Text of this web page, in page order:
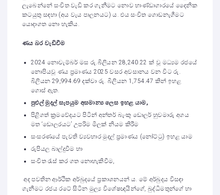
ලැබෙන්නේ සංචිත වැඩි කර ගැනීමට නොව භාණ්ඩාගාරයේ දෛනික
කටයුතු සඳහා (අය වැය පාලනයට) ය. එය සංචිත ගොඩනැගීමට
යොදාගත නො හැකිය.
ණය බර වැඩිවීම
2024 නොවැම්බර් මස රු.බිලියන 28,240.22 ක් වූ මධ්‍යම රජයේ
නොපියවූ ණය ප්‍රමාණය 2025 වසර අවසානය වන විට රු.
බිලියන 29,994.69 දක්වා රු. බිලියන 1,754.47 කින් ඉහළ
ගොස් ඇත.
පුළුල් මුදල් සැපයුම අසමාන්‍ය ලෙස ඉහළ යාම,
පිළිගත් ක්‍රමවේදයට පිටින් අන්තර් බැංකු ඩොලර් හුවමාරු අගය
මත ‘ඩොලරයට’ උපරිම මිලක් නියම කිරීම
සංසරණයේ පැවති ව්‍යවහාර මුදල් ප්‍රමාණය (නෝට්ටු) ඉහළ යාම
රුපියල බාල්දුවීම හා
සංචිත රැස් කර ගත නොහැකිවීම,
අද පවතින ආර්ථික අර්බුදයේ ප්‍රකාශනයන් ය. මේ අර්බුදය විසඳා
ගැනීමට රජය රටේ සිටින මුල්‍ය විශේෂඥයින්ගේ, බුද්ධිමතුන්ගේ හා